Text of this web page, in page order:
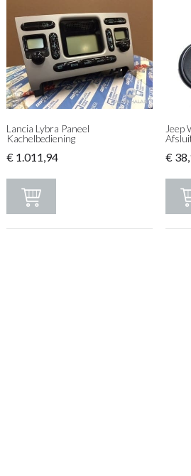
Lancia Lybra Paneel
Kachelbediening
€ 1.011,94
Jeep
€